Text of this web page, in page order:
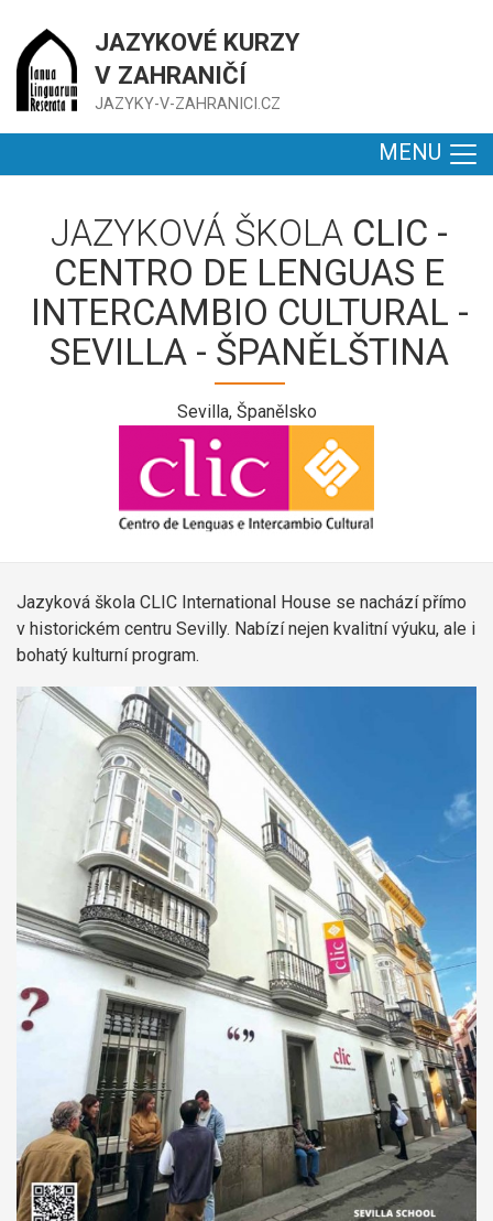
JAZYKOVÉ KURZY
V ZAHRANIČÍ
JAZYKY-V-ZAHRANICI.CZ
MENU
JAZYKOVÁ ŠKOLA CLIC -
CENTRO DE LENGUAS E
INTERCAMBIO CULTURAL -
SEVILLA - ŠPANĚLŠTINA
Sevilla, Španělsko
Jazyková škola CLIC International House se nachází přímo
v historickém centru Sevilly. Nabízí nejen kvalitní výuku, ale i
bohatý kulturní program.